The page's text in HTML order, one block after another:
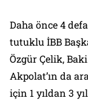
Daha önce 4
tutuklu İBB
Özgür Çelik,
Akpolat’ın da
için 1 yıldan 3